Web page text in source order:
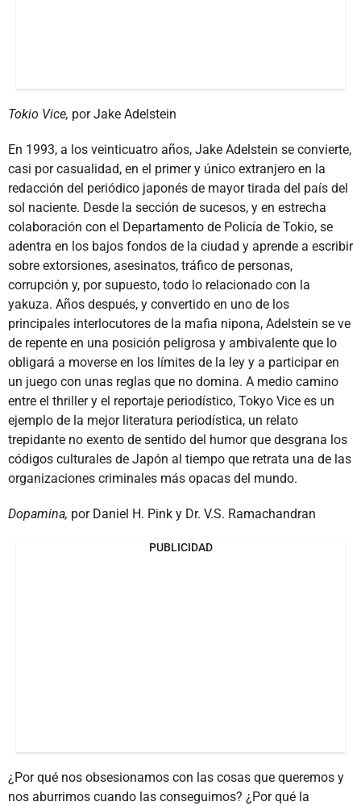
Tokio Vice, por Jake Adelstein
En 1993, a los veinticuatro años, Jake Adelstein se convierte,
casi por casualidad, en el primer y único extranjero en la
redacción del periódico japonés de mayor tirada del país del
sol naciente. Desde la sección de sucesos, y en estrecha
colaboración con el Departamento de Policía de Tokio, se
adentra en los bajos fondos de la ciudad y aprende a escribir
sobre extorsiones, asesinatos, tráfico de personas,
corrupción y, por supuesto, todo lo relacionado con la
yakuza. Años después, y convertido en uno de los
principales interlocutores de la mafia nipona, Adelstein se ve
de repente en una posición peligrosa y ambivalente que lo
obligará a moverse en los límites de la ley y a participar en
un juego con unas reglas que no domina. A medio camino
entre el thriller y el reportaje periodístico, Tokyo Vice es un
ejemplo de la mejor literatura periodística, un relato
trepidante no exento de sentido del humor que desgrana los
códigos culturales de Japón al tiempo que retrata una de las
organizaciones criminales más opacas del mundo.
Dopamina, por Daniel H. Pink y Dr. V.S. Ramachandran
PUBLICIDAD
¿Por qué nos obsesionamos con las cosas que queremos y
nos aburrimos cuando las conseguimos? ¿Por qué la